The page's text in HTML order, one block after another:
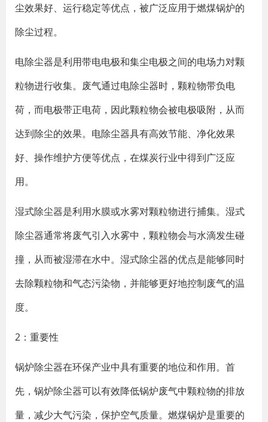
尘效果好、运行稳定等优点，被广泛应用于燃煤锅炉的
除尘过程。
电除尘器是利用带电电极和集尘电极之间的电场力对颗
粒物进行收集。废气通过电除尘器时，颗粒物带负电
荷，而电极带正电荷，因此颗粒物会被电极吸附，从而
达到除尘的效果。电除尘器具有高效节能、净化效果
好、操作维护方便等优点，在煤炭行业中得到广泛应
用。
湿式除尘器是利用水膜或水雾对颗粒物进行捕集。湿式
除尘器通常将废气引入水雾中，颗粒物会与水滴发生碰
撞，从而被湿滞在水中。湿式除尘器的优点是能够同时
去除颗粒物和气态污染物，并能够更好地控制废气的温
度。
2：重要性
锅炉除尘器在环保产业中具有重要的地位和作用。首
先，锅炉除尘器可以有效降低锅炉废气中颗粒物的排放
量，减少大气污染，保护空气质量。燃煤锅炉是重要的